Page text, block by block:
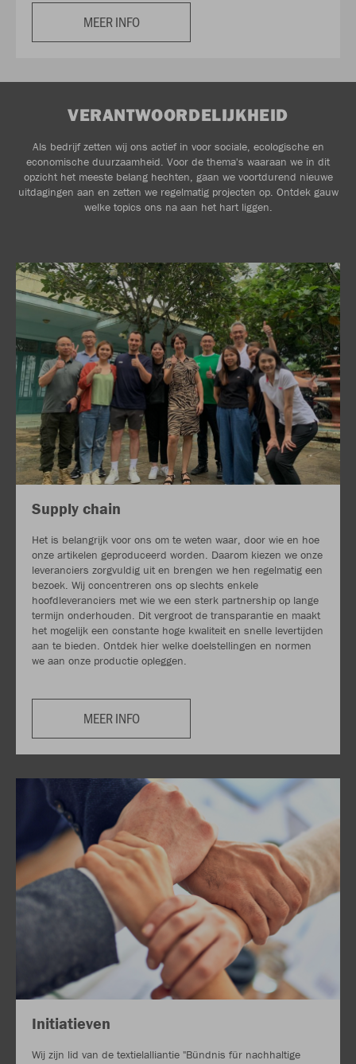
MEER INFO
VERANTWOORDELIJKHEID
Als bedrijf zetten wij ons actief in voor sociale, ecologische en
economische duurzaamheid. Voor de thema's waaraan we in dit
opzicht het meeste belang hechten, gaan we voortdurend nieuwe
uitdagingen aan en zetten we regelmatig projecten op. Ontdek gauw
welke topics ons na aan het hart liggen.
Supply chain
Het is belangrijk voor ons om te weten waar, door wie en hoe
onze artikelen geproduceerd worden. Daarom kiezen we onze
leveranciers zorgvuldig uit en brengen we hen regelmatig een
bezoek. Wij concentreren ons op slechts enkele
hoofdleveranciers met wie we een sterk partnership op lange
termijn onderhouden. Dit vergroot de transparantie en maakt
het mogelijk een constante hoge kwaliteit en snelle levertijden
aan te bieden. Ontdek hier welke doelstellingen en normen
we aan onze productie opleggen.
MEER INFO
Initiatieven
Wij zijn lid van de textielalliantie "Bündnis für nachhaltige